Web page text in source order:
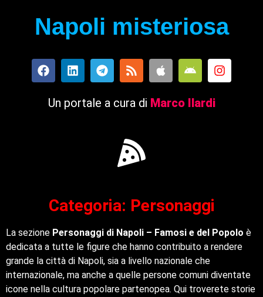
Napoli misteriosa
Un portale a cura di Marco Ilardi
Categoria: Personaggi
La sezione Personaggi di Napoli – Famosi e del Popolo è
dedicata a tutte le figure che hanno contribuito a rendere
grande la città di Napoli, sia a livello nazionale che
internazionale, ma anche a quelle persone comuni diventate
icone nella cultura popolare partenopea. Qui troverete storie